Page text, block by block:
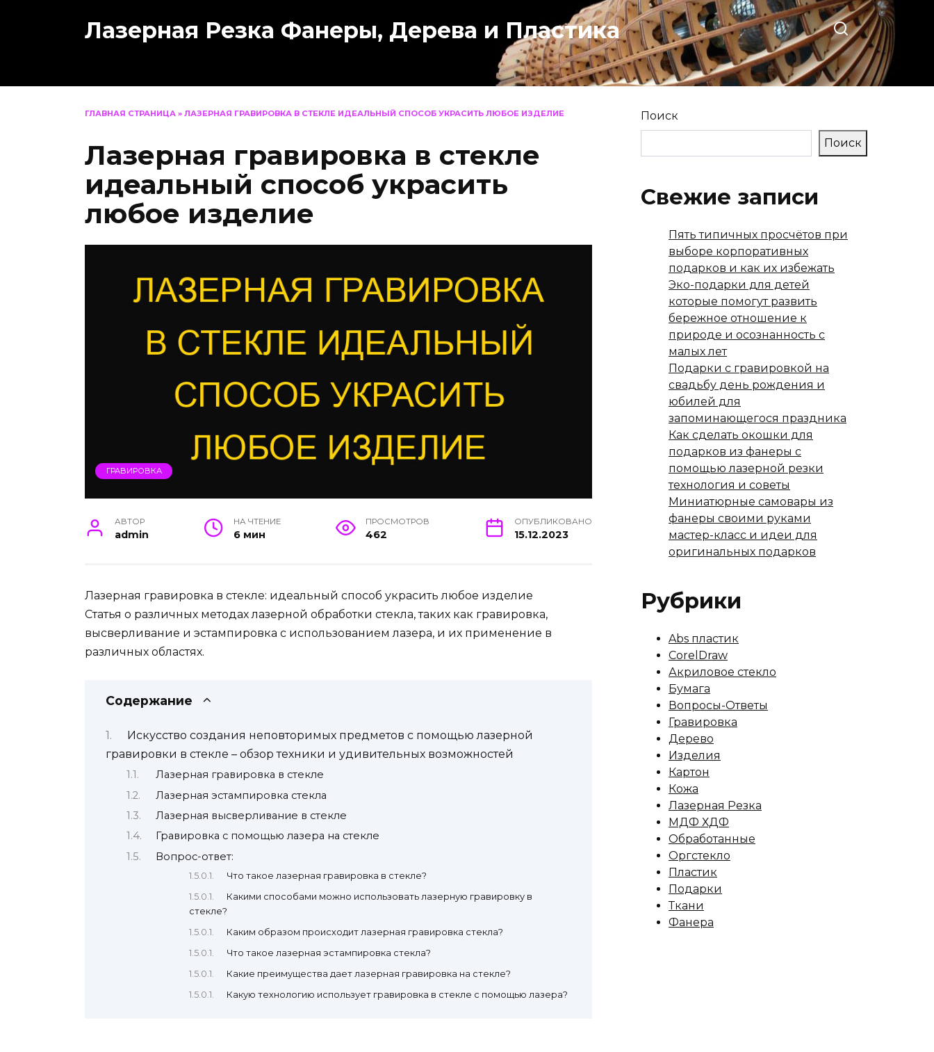
Лазерная Резка Фанеры, Дерева и Пластика
ГЛАВНАЯ СТРАНИЦА » ЛАЗЕРНАЯ ГРАВИРОВКА В СТЕКЛЕ ИДЕАЛЬНЫЙ СПОСОБ УКРАСИТЬ ЛЮБОЕ ИЗДЕЛИЕ
Лазерная гравировка в стекле
идеальный способ украсить
любое изделие
ГРАВИРОВКА
АВТОР
admin
НА ЧТЕНИЕ
6 мин
ПРОСМОТРОВ
462
ОПУБЛИКОВАНО
15.12.2023
Лазерная гравировка в стекле: идеальный способ украсить любое изделие
Статья о различных методах лазерной обработки стекла, таких как гравировка,
высверливание и эстампировка с использованием лазера, и их применение в
различных областях.
Содержание
Искусство создания неповторимых предметов с помощью лазерной
гравировки в стекле – обзор техники и удивительных возможностей
Лазерная гравировка в стекле
Лазерная эстампировка стекла
Лазерная высверливание в стекле
Гравировка с помощью лазера на стекле
Вопрос-ответ:
Что такое лазерная гравировка в стекле?
Какими способами можно использовать лазерную гравировку в
стекле?
Каким образом происходит лазерная гравировка стекла?
Что такое лазерная эстампировка стекла?
Какие преимущества дает лазерная гравировка на стекле?
Какую технологию использует гравировка в стекле с помощью лазера?
Поиск
Поиск
Свежие записи
Пять типичных просчётов при
выборе корпоративных
подарков и как их избежать
Эко-подарки для детей
которые помогут развить
бережное отношение к
природе и осознанность с
малых лет
Подарки с гравировкой на
свадьбу день рождения и
юбилей для
запоминающегося праздника
Как сделать окошки для
подарков из фанеры с
помощью лазерной резки
технология и советы
Миниатюрные самовары из
фанеры своими руками
мастер-класс и идеи для
оригинальных подарков
Рубрики
Abs пластик
CorelDraw
Акриловое стекло
Бумага
Вопросы-Ответы
Гравировка
Дерево
Изделия
Картон
Кожа
Лазерная Резка
МДФ ХДФ
Обработанные
Оргстекло
Пластик
Подарки
Ткани
Фанера